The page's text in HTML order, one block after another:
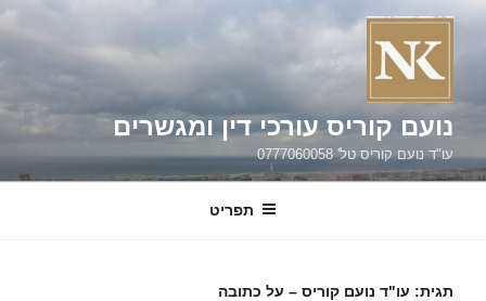
דילוג
נועם קוריס עורכי דין ומגשרים
עו"ד נועם קוריס טל' 0777060058
תפריט
תגית: עו"ד נועם קוריס – על כתובה